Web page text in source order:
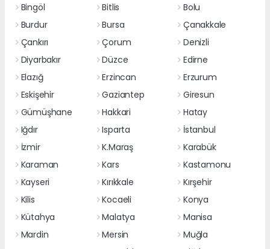
Bingöl
Bitlis
Bolu
Burdur
Bursa
Çanakkale
Çankırı
Çorum
Denizli
Diyarbakır
Düzce
Edirne
Elazığ
Erzincan
Erzurum
Eskişehir
Gaziantep
Giresun
Gümüşhane
Hakkari
Hatay
Iğdır
Isparta
İstanbul
İzmir
K.Maraş
Karabük
Karaman
Kars
Kastamonu
Kayseri
Kırıkkale
Kırşehir
Kilis
Kocaeli
Konya
Kütahya
Malatya
Manisa
Mardin
Mersin
Muğla